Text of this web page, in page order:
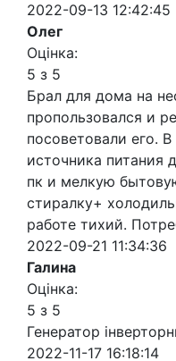
2022-09-13 12:42:45
Олег
Оцінка:
5 з 5
Брал для дома на
пропользовался и
посоветовали его.
источника питания
пк и мелкую
стиралку+
работе тихий.
2022-09-21 11:34:36
Галина
Оцінка:
5 з 5
Генератор
2022-11-17 16:18:14